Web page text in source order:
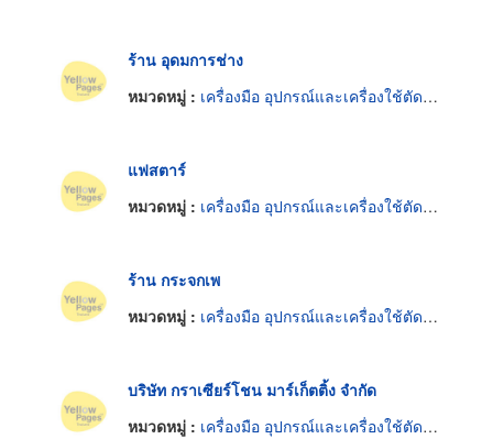
ร้าน อุดมการช่าง
หมวดหมู่ : เครื่องมือ อุปกรณ์และเครื่องใช้ตัดและตกแต่งกระจก
แฟสตาร์
หมวดหมู่ : เครื่องมือ อุปกรณ์และเครื่องใช้ตัดและตกแต่งกระจก
ร้าน กระจกเพ
หมวดหมู่ : เครื่องมือ อุปกรณ์และเครื่องใช้ตัดและตกแต่งกระจก
บริษัท กราเซียร์โชน มาร์เก็ตติ้ง จำกัด
หมวดหมู่ : เครื่องมือ อุปกรณ์และเครื่องใช้ตัดและตกแต่งกระจก